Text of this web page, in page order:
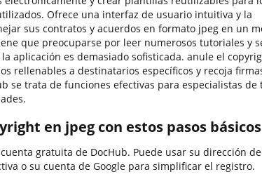
Ofrece una interfaz de usuario intuitiva y la
sus contratos y acuerdos en formato jpeg en un
que preocuparse por leer numerosos tutoriales y
aplicación es demasiado sofisticada. anule el
rellenables a destinatarios específicos y recoja
se trata de funciones efectivas para especialistas de
en jpeg con estos pasos básicos
gratuita de DocHub. Puede usar su dirección
o su cuenta de Google para simplificar el registro.